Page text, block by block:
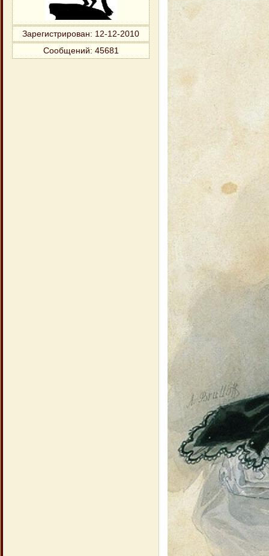
Зарегистрирован: 12-12-2010
Сообщений: 45681